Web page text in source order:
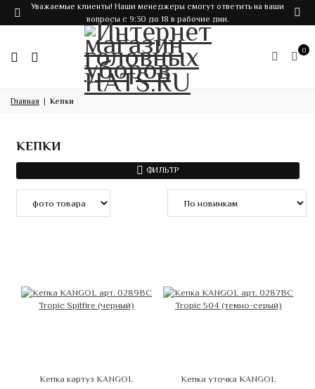
Уважаемые клиенты! Наши менеджеры смогут ответить на ваши
вопросы с 9:30 до 18 в рабочие дни.
0
Главная Кепки
КЕПКИ
ФИЛЬТР
Кепка картуз KANGOL
Кепка уточка KANGOL